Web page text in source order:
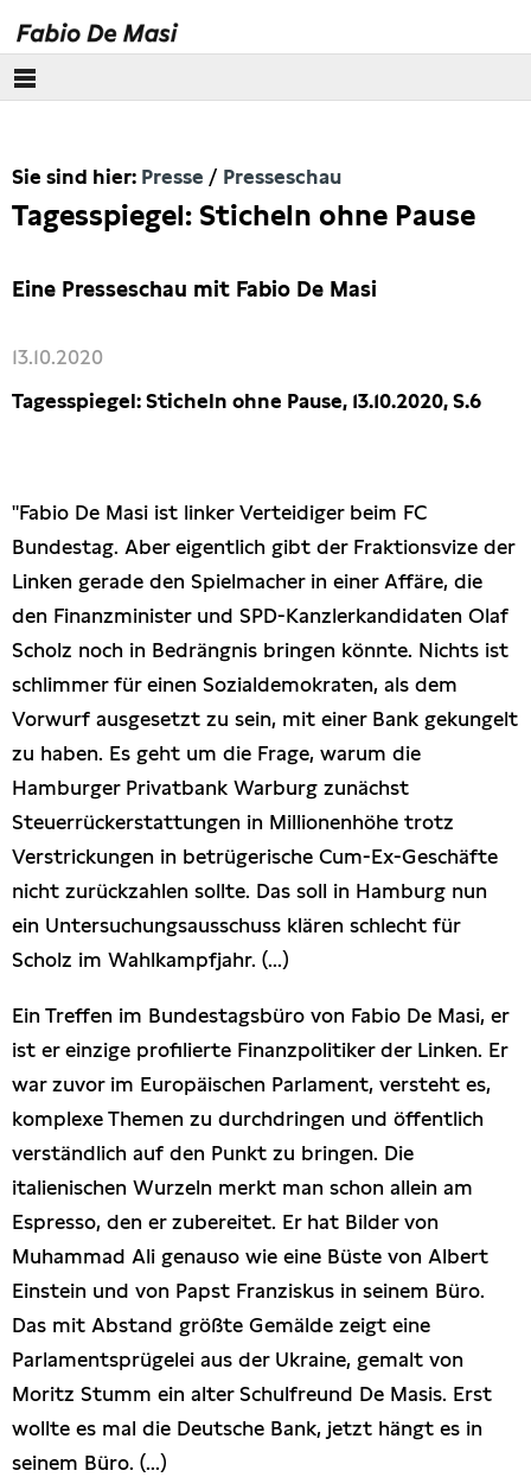
Europäisches Parlament
Presse
Pressebilder
Presseschau
Publikationen
Anfragen (Archivseite)
Sie sind hier: Presse Presseschau
Tagesspiegel: Sticheln ohne Pause
Eine Presseschau mit Fabio De Masi
13.10.2020
Tagesspiegel: Sticheln ohne Pause, 13.10.2020, S.6
"Fabio De Masi ist linker Verteidiger beim FC
Bundestag. Aber eigentlich gibt der Fraktionsvize der
Linken gerade den Spielmacher in einer Affäre, die
den Finanzminister und SPD-Kanzlerkandidaten Olaf
Scholz noch in Bedrängnis bringen könnte. Nichts ist
schlimmer für einen Sozialdemokraten, als dem
Vorwurf ausgesetzt zu sein, mit einer Bank gekungelt
zu haben. Es geht um die Frage, warum die
Hamburger Privatbank Warburg zunächst
Steuerrückerstattungen in Millionenhöhe trotz
Verstrickungen in betrügerische Cum-Ex-Geschäfte
nicht zurückzahlen sollte. Das soll in Hamburg nun
ein Untersuchungsausschuss klären schlecht für
Scholz im Wahlkampfjahr. (...)
Ein Treffen im Bundestagsbüro von Fabio De Masi, er
ist er einzige profilierte Finanzpolitiker der Linken. Er
war zuvor im Europäischen Parlament, versteht es,
komplexe Themen zu durchdringen und öffentlich
verständlich auf den Punkt zu bringen. Die
italienischen Wurzeln merkt man schon allein am
Espresso, den er zubereitet. Er hat Bilder von
Muhammad Ali genauso wie eine Büste von Albert
Einstein und von Papst Franziskus in seinem Büro.
Das mit Abstand größte Gemälde zeigt eine
Parlamentsprügelei aus der Ukraine, gemalt von
Moritz Stumm ein alter Schulfreund De Masis. Erst
wollte es mal die Deutsche Bank, jetzt hängt es in
seinem Büro. (...)